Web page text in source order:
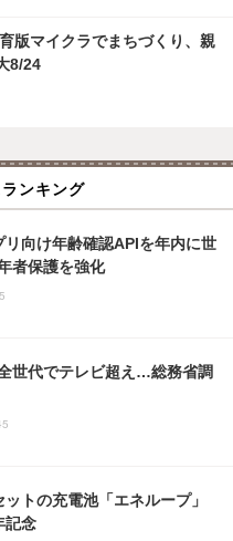
版マイクラでまちづくり、親
8/24
ンキング
向け年齢確認APIを年内に世
者保護を強化
世代でテレビ超え…総務省調
トの充電池「エネループ」
記念